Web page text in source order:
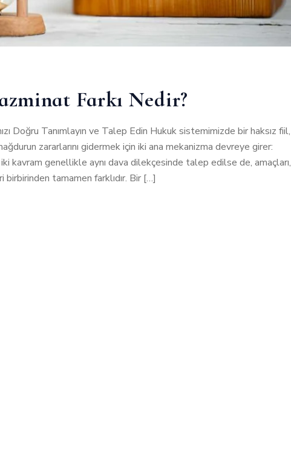
Farkı Nedir?
Doğru Tanımlayın ve Talep Edin Hukuk sistemimizde bir haksız fiil,
zararlarını gidermek için iki ana mekanizma devreye girer:
kavram genellikle aynı dava dilekçesinde talep edilse de, amaçları,
tamamen farklıdır. Bir […]